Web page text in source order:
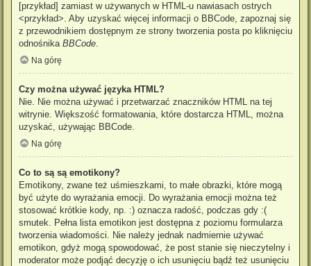
[przykład] zamiast w używanych w HTML-u nawiasach ostrych
<przykład>. Aby uzyskać więcej informacji o BBCode, zapoznaj się
z przewodnikiem dostępnym ze strony tworzenia posta po kliknięciu
odnośnika BBCode.
Na górę
Czy można używać języka HTML?
Nie. Nie można używać i przetwarzać znaczników HTML na tej
witrynie. Większość formatowania, które dostarcza HTML, można
uzyskać, używając BBCode.
Na górę
Co to są są emotikony?
Emotikony, zwane też uśmieszkami, to małe obrazki, które mogą
być użyte do wyrażania emocji. Do wyrażania emocji można też
stosować krótkie kody, np. :) oznacza radość, podczas gdy :(
smutek. Pełna lista emotikon jest dostępna z poziomu formularza
tworzenia wiadomości. Nie należy jednak nadmiernie używać
emotikon, gdyż mogą spowodować, że post stanie się nieczytelny i
moderator może podjąć decyzję o ich usunięciu bądź też usunięciu